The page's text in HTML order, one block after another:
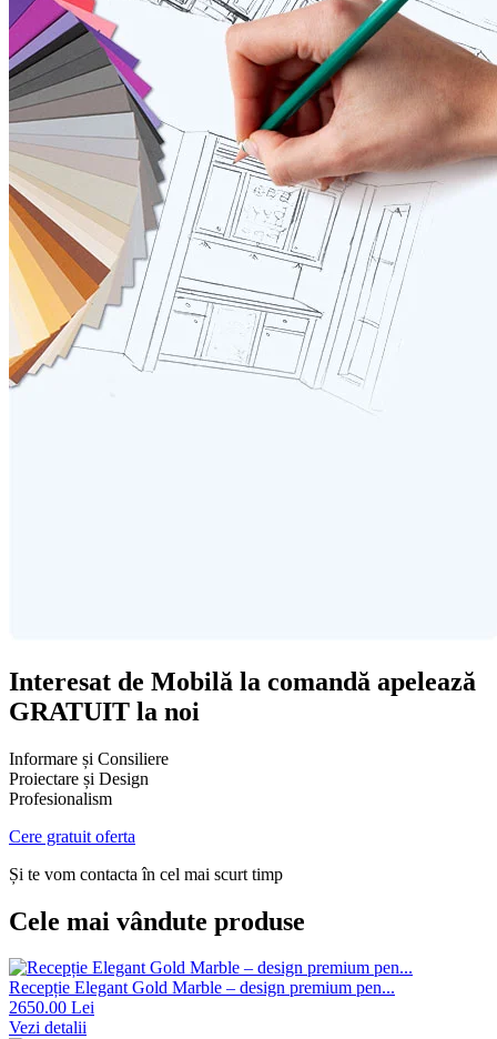
Interesat de Mobilă la comandă apelează
GRATUIT la noi
Informare și Consiliere
Proiectare și Design
Profesionalism
Cere gratuit oferta
Și te vom contacta în cel mai scurt timp
Cele mai vândute produse
Recepție Elegant Gold Marble – design premium pen...
2650.00 Lei
Vezi detalii